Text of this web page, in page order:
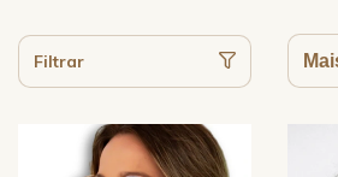
Filtrar